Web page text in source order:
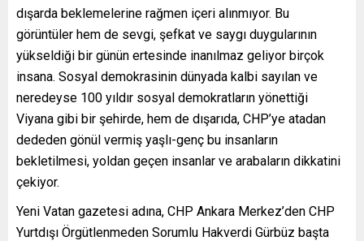
dışarda beklemelerine rağmen içeri alınmıyor. Bu
görüntüler hem de sevgi, şefkat ve saygı duygularının
yükseldiği bir günün ertesinde inanılmaz geliyor birçok
insana. Sosyal demokrasinin dünyada kalbi sayılan ve
neredeyse 100 yıldır sosyal demokratların yönettiği
Viyana gibi bir şehirde, hem de dışarıda, CHP’ye atadan
dededen gönül vermiş yaşlı-genç bu insanların
bekletilmesi, yoldan geçen insanlar ve arabaların dikkatini
çekiyor.
Yeni Vatan gazetesi adına, CHP Ankara Merkez’den CHP
Yurtdışı Örgütlenmeden Sorumlu Hakverdi Gürbüz başta